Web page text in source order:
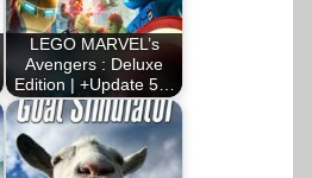
LEGO MARVEL’s
Avengers : Deluxe
Edition | +Update 5…